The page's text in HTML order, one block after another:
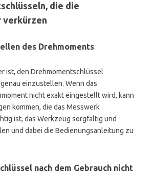
die die
verkürzen
des Drehmoments
ist, den Drehmomentschlüssel
einzustellen. Wenn das
nicht exakt eingestellt wird, kann
kommen, die das Messwerk
ist, das Werkzeug sorgfältig und
und dabei die Bedienungsanleitung zu
nach dem Gebrauch nicht